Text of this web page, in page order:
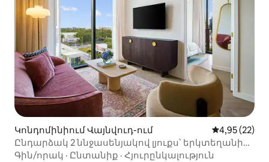
Կոնդոմինիում Վայնվուդ-ում Միջին
4,95 (22)
Ընդարձակ 2 ննջասենյակով լյուքս՝ երկտեղանի
մահճակալով (150–179 սմ) | 2 լոգասենյակ |
Գին/որակ · Ընտանիք · Հյուրընկալություն